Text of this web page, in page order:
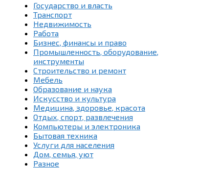
Государство и власть
Транспорт
Недвижимость
Работа
Бизнес, финансы и право
Промышленность, оборудование,
инструменты
Строительство и ремонт
Мебель
Образование и наука
Искусство и культура
Медицина, здоровье, красота
Отдых, спорт, развлечения
Компьютеры и электроника
Бытовая техника
Услуги для населения
Дом, семья, уют
Разное